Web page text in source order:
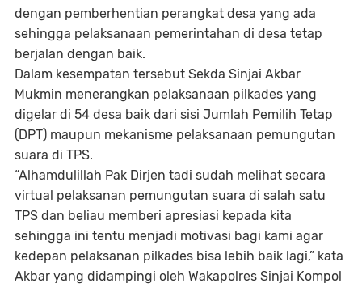
dengan pemberhentian perangkat desa yang ada
sehingga pelaksanaan pemerintahan di desa tetap
berjalan dengan baik.
Dalam kesempatan tersebut Sekda Sinjai Akbar
Mukmin menerangkan pelaksanaan pilkades yang
digelar di 54 desa baik dari sisi Jumlah Pemilih Tetap
(DPT) maupun mekanisme pelaksanaan pemungutan
suara di TPS.
“Alhamdulillah Pak Dirjen tadi sudah melihat secara
virtual pelaksanan pemungutan suara di salah satu
TPS dan beliau memberi apresiasi kepada kita
sehingga ini tentu menjadi motivasi bagi kami agar
kedepan pelaksanan pilkades bisa lebih baik lagi,” kata
Akbar yang didampingi oleh Wakapolres Sinjai Kompol